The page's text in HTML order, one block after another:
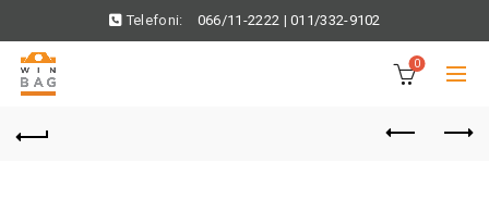
Telefoni: 066/11-2222 |011/332-9102
0